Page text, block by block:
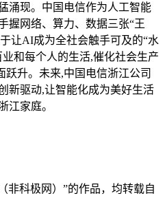
涌现。中国电信作为人工智能
握网络、算力、数据三张“王
让AI成为全社会触手可及的“水
和每个人的生活,催化社会生产
跃升。未来,中国电信浙江公司
新驱动,让智能化成为美好生活
江家庭。
非科极网）”的作品，均转载自